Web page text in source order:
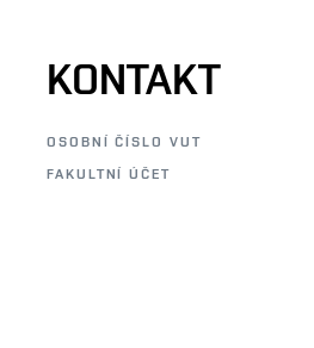
KONTAKT
OSOBNÍ ČÍSLO VUT
FAKULTNÍ ÚČET